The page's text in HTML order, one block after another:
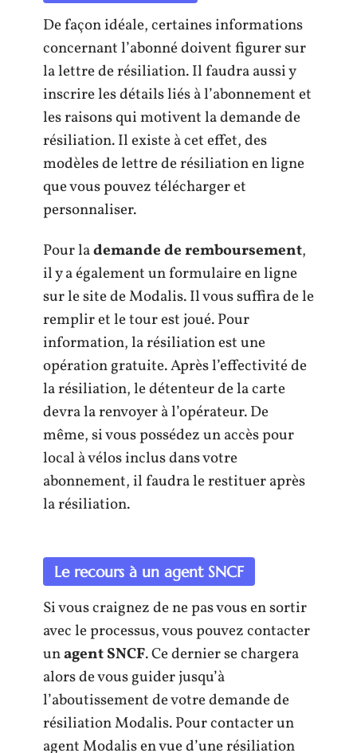
De façon idéale, certaines informations
concernant l’abonné doivent figurer sur
la lettre de résiliation. Il faudra aussi y
inscrire les détails liés à l’abonnement et
les raisons qui motivent la demande de
résiliation. Il existe à cet effet, des
modèles de lettre de résiliation en ligne
que vous pouvez télécharger et
personnaliser.
Pour lademande de remboursement,
il y a également un formulaire en ligne
sur le site de Modalis. Il vous suffira de le
remplir et le tour est joué. Pour
information, la résiliation est une
opération gratuite. Après l’effectivité de
la résiliation, le détenteur de la carte
devra la renvoyer à l’opérateur. De
même, si vous possédez un accès pour
local à vélos inclus dans votre
abonnement, il faudra le restituer après
la résiliation.
Le recours à un agent SNCF
Si vous craignez de ne pas vous en sortir
avec le processus, vous pouvez contacter
unagent SNCF. Ce dernier se chargera
alors de vous guider jusqu’à
l’aboutissement de votre demande de
résiliation Modalis. Pour contacter un
agent Modalis en vue d’une résiliation